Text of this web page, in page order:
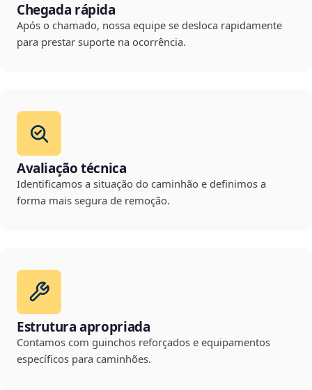
Chegada rápida
Após o chamado, nossa equipe se desloca rapidamente
para prestar suporte na ocorrência.
Avaliação técnica
Identificamos a situação do caminhão e definimos a
forma mais segura de remoção.
Estrutura apropriada
Contamos com guinchos reforçados e equipamentos
específicos para caminhões.